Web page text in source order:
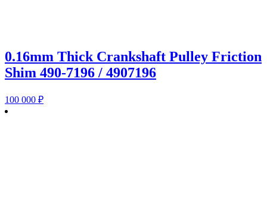
0.16mm Thick Crankshaft Pulley Friction
Shim 490-7196 / 4907196
100 000 ₽